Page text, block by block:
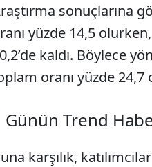
sonuçlarına
yüzde 14,5
kaldı. Böylece
oranı yüzde 24,7
Günün Trend
SÖZCÜ SON DAKİKA
karşılık,